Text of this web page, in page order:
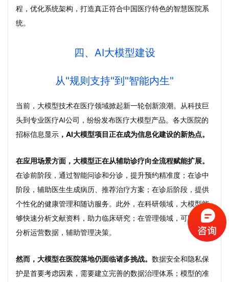
程，优化系统架构，打造真正符合中国医疗特色的智慧医院系
统。
四、AI大模型建设
从"规则支持"到"智能内生"
当前，大模型技术在医疗领域掀起新一轮创新浪潮。从科技巨
头到专业医疗AI公司，纷纷发布医疗大模型产品。各大医院的
招标信息显示 ，AI大模型项目正在成为信息化建设的新热点。
在应用场景方面，大模型正在从辅助诊疗向全流程赋能扩展。
在诊前阶段，通过智能问诊和分诊，提升预约精准度；在诊中
阶段，辅助医生生成病历、推荐治疗方案；在诊后阶段，提供
个性化的健康管理和随访服务。此外，在科研领域，大模型能
够快速分析文献资料，助力临床研究；在管理领域，可以智能
分析运营数据，辅助管理决策。
然而，大模型在医院落地仍面临诸多挑战。 数据安全和隐私保
护是首要考虑因素，需要建立完善的数据治理体系；模型的准